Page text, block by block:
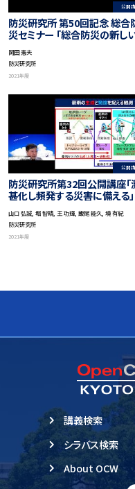
公開
防災研究所 第50回記念 総合
災セミナー 「総合防災の新し
Challenge: Systemic
Thinking and Design for
Community-based
Risk Governance”
岡田 憲夫
防災研究所
2021年度
公開
防災研究所第32回公開講座「
甚化し頻発する災害に備える」
山口 弘誠, 堀 智晴, 王 功輝, 飯尾 能久, 境 有紀
防災研究所
2021年度
講義検索
シラバス検索
About OCW